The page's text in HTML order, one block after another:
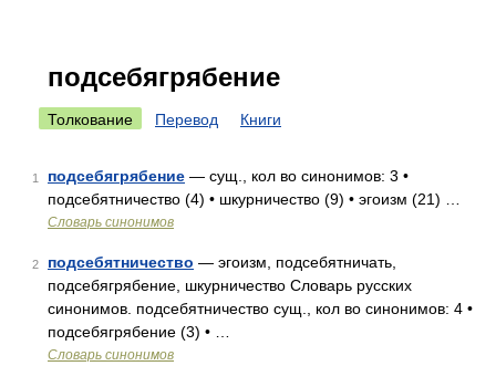
подсебягрябение
Толкование Перевод Книги
1 подсебягрябение — сущ., кол во синонимов: 3 •
подсебятничество (4) • шкурничество (9) • эгоизм (21) …
Словарь синонимов
2 подсебятничество — эгоизм, подсебятничать,
подсебягрябение, шкурничество Словарь русских
синонимов. подсебятничество сущ., кол во синонимов: 4 •
подсебягрябение (3) • …
Словарь синонимов